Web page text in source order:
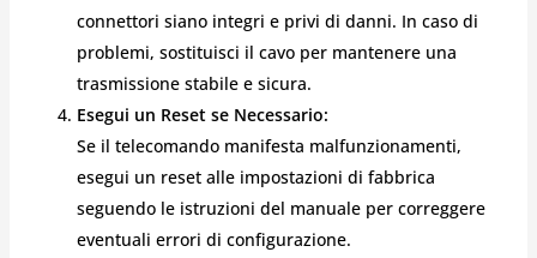
connettori siano integri e privi di danni. In caso di
problemi, sostituisci il cavo per mantenere una
trasmissione stabile e sicura.
Esegui un Reset se Necessario:
Se il telecomando manifesta malfunzionamenti,
esegui un reset alle impostazioni di fabbrica
seguendo le istruzioni del manuale per correggere
eventuali errori di configurazione.